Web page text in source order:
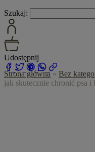
Szukaj:
Udostępnij
Strona główna» Bez
jak skutecznie chronić psa i